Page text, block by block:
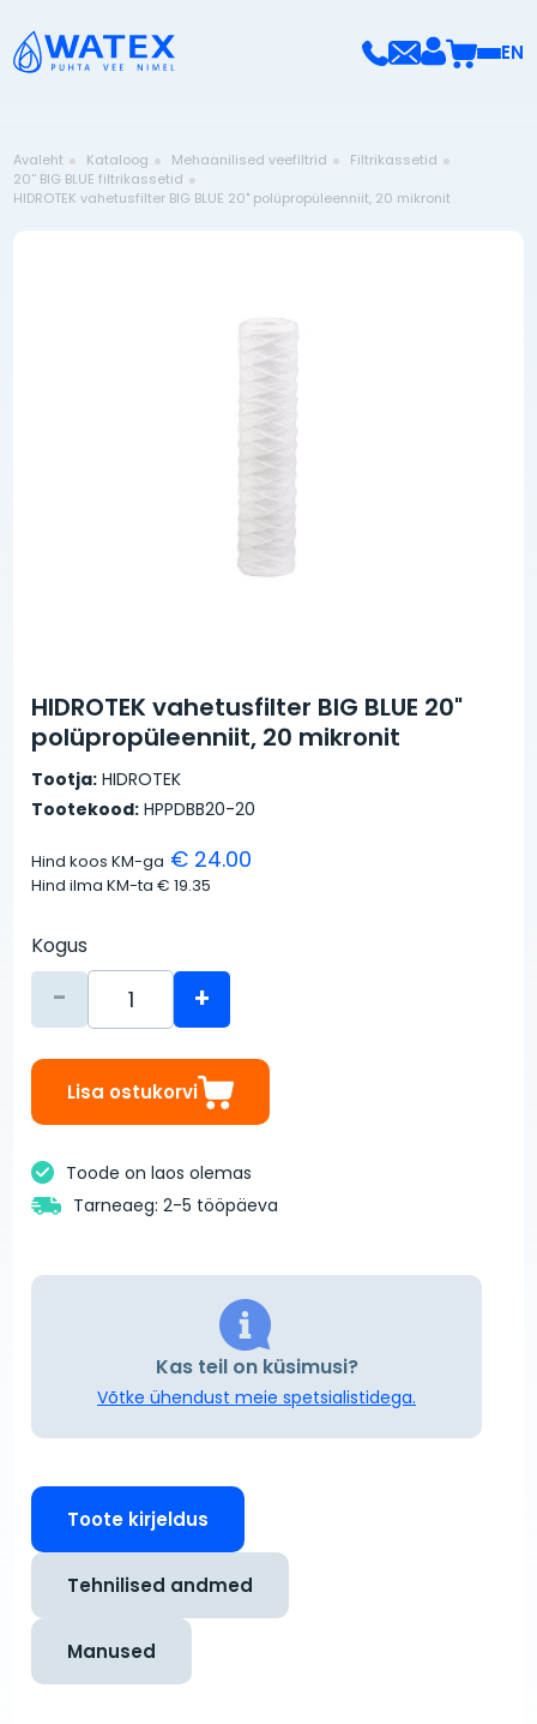
EN
Avaleht Kataloog Mehaanilised veefiltrid
Filtrikassetid
20'' BIG BLUE filtrikassetid
HIDROTEK vahetusfilter BIG BLUE 20" polüpropüleenniit, 20 mikronit
HIDROTEK vahetusfilter BIG BLUE 20"
polüpropüleenniit, 20 mikronit
Tootja: HIDROTEK
Tootekood: HPPDBB20-20
Hind koos KM-ga € 24.00
Hind ilma KM-ta€ 19.35
Kogus
- +
Lisa ostukorvi
Toode on laos olemas
Tarneaeg: 2-5 tööpäeva
Kas teil on küsimusi?
Võtke ühendust meie spetsialistidega.
Toote kirjeldus
Tehnilised andmed
Manused